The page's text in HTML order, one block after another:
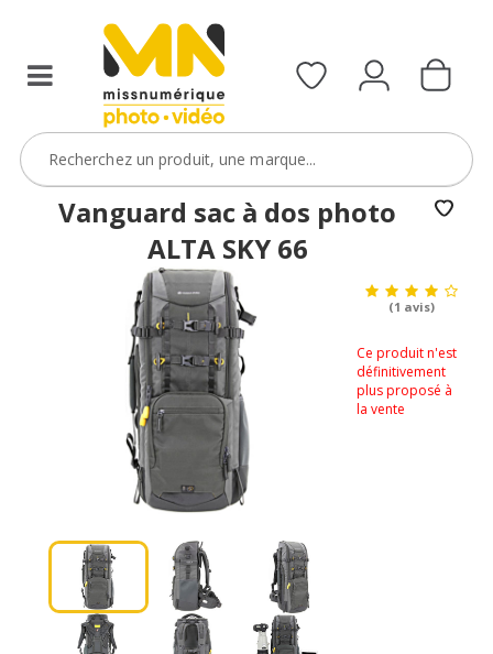
Vanguard sac à dos photo
ALTA SKY 66
(1 avis)
Ce produit n'est
définitivement
plus proposé à
la vente